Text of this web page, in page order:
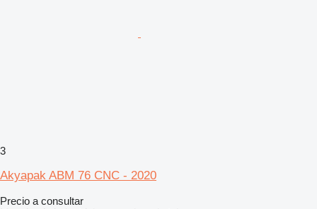
3
Akyapak ABM 76 CNC - 2020
Precio a consultar